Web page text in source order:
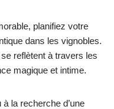
planifiez votre
dans les vignobles.
reflètent à travers les
magique et intime.
la recherche d’une